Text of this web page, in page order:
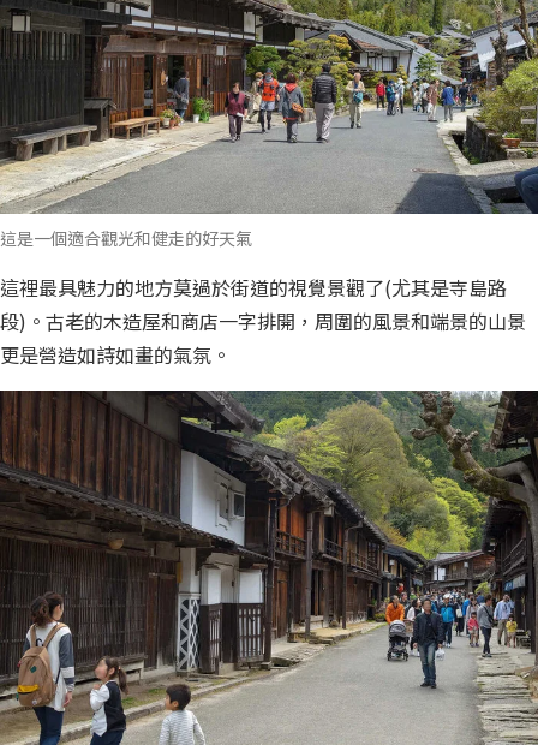
這是一個適合觀光和健走的好天氣
這裡最具魅力的地方莫過於街道的視覺景觀了(尤其是寺島路
段)。古老的木造屋和商店一字排開，周圍的風景和端景的山景
更是營造如詩如畫的氣氛。